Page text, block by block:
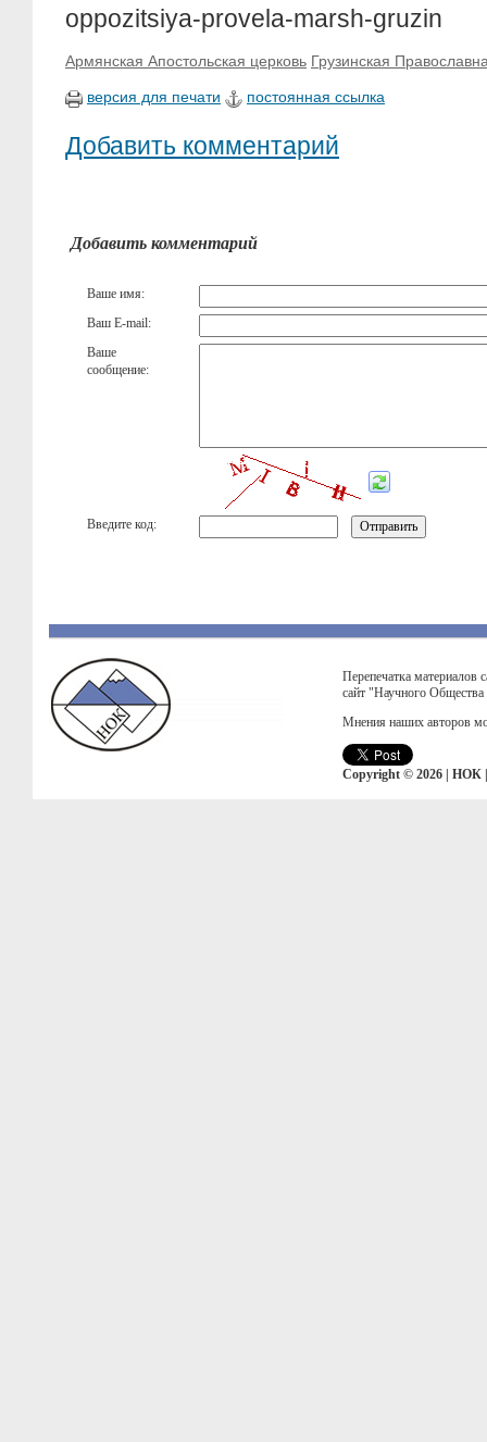
oppozitsiya-provela-marsh-gruzin
Армянская Апостольская церковь Грузинская
версия для печати постоянная ссылка
Добавить комментарий
Добавить комментарий
Ваше имя:
Ваш E-mail:
Ваше
сообщение:
Введите код:
Перепечатка материалов
сайт "Научного
Мнения наших авторов
Copyright © 2026 | НОК